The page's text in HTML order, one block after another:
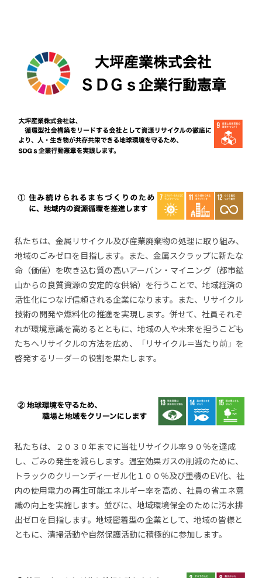
私たちは、金属リサイクル及び産業廃棄物の処理に取り組み、
地域のごみゼロを目指します。また、金属スクラップに新たな
命（価値）を吹き込む質の高いアーバン・マイニング（都市鉱
山からの良質資源の安定的な供給）を行うことで、地域経済の
活性化につなげ信頼される企業になります。また、リサイクル
技術の開発や燃料化の推進を実現します。併せて、社員それぞ
れが環境意識を高めるとともに、地域の人や未来を担うこども
たちへリサイクルの方法を広め、「リサイクル＝当たり前」を
啓発するリーダーの役割を果たします。
私たちは、２０３０年までに当社リサイクル率９０％を達成
し、ごみの発生を減らします。温室効果ガスの削減のために、
トラックのクリーンディーゼル化１００％及び重機のEV化、社
内の使用電力の再生可能エネルギー率を高め、社員の省エネ意
識の向上を実施します。並びに、地域環境保全のために汚水排
出ゼロを目指します。地域密着型の企業として、地域の皆様と
ともに、清掃活動や自然保護活動に積極的に参加します。